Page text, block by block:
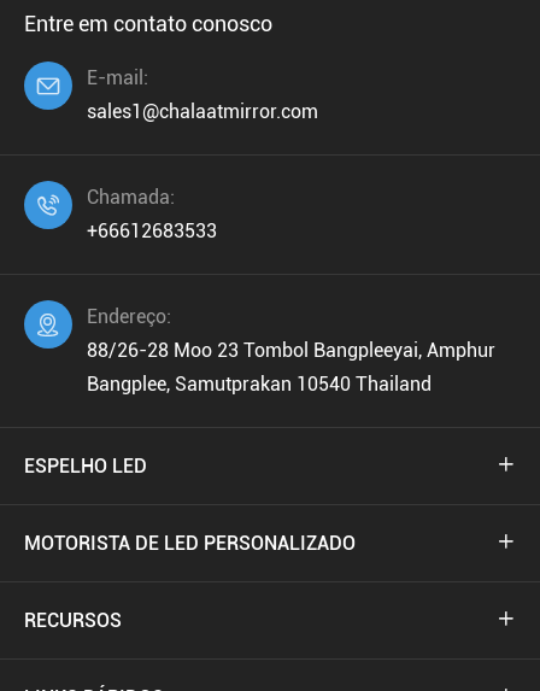
Entre em contato conosco

E-mail:
sales1@chalaatmirror.com

Chamada:
+66612683533

Endereço:
88/26-28 Moo 23 Tombol Bangpleeyai, Amphur
Bangplee, Samutprakan 10540 Thailand
ESPELHO LED 
MOTORISTA DE LED PERSONALIZADO 
RECURSOS 